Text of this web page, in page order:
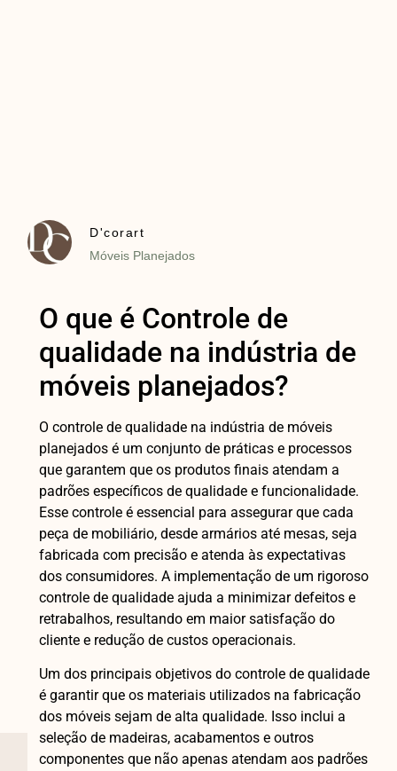
D'corart
Móveis Planejados
O que é Controle de
qualidade na indústria de
móveis planejados?
O controle de qualidade na indústria de móveis
planejados é um conjunto de práticas e processos
que garantem que os produtos finais atendam a
padrões específicos de qualidade e funcionalidade.
Esse controle é essencial para assegurar que cada
peça de mobiliário, desde armários até mesas, seja
fabricada com precisão e atenda às expectativas
dos consumidores. A implementação de um rigoroso
controle de qualidade ajuda a minimizar defeitos e
retrabalhos, resultando em maior satisfação do
cliente e redução de custos operacionais.
Um dos principais objetivos do controle de qualidade
é garantir que os materiais utilizados na fabricação
dos móveis sejam de alta qualidade. Isso inclui a
seleção de madeiras, acabamentos e outros
componentes que não apenas atendam aos padrões